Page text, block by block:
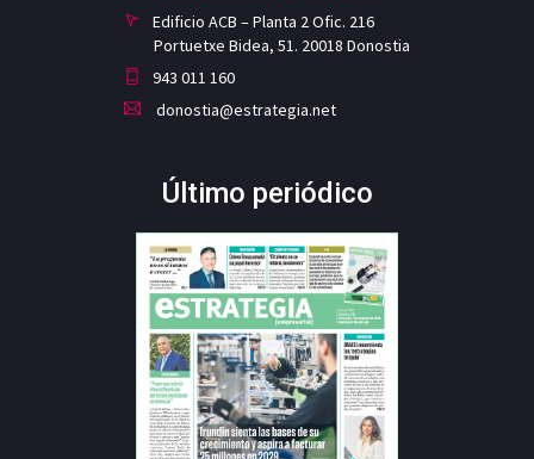
Edificio ACB – Planta 2 Ofic. 216
Portuetxe Bidea, 51. 20018 Donostia
943 011 160
donostia@estrategia.net
Último periódico